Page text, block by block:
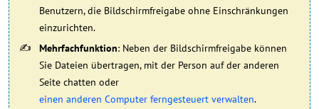
Benutzern, die Bildschirmfreigabe ohne Einschränkungen
einzurichten.
Mehrfachfunktion: Neben der Bildschirmfreigabe können
Sie Dateien übertragen, mit der Person auf der anderen
Seite chatten oder
einen anderen Computer ferngesteuert verwalten.